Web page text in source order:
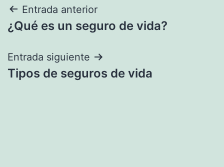
Navegación
de
entradas
Entrada anterior
¿Qué es un seguro de vida?
Entrada siguiente
Tipos de seguros de vida